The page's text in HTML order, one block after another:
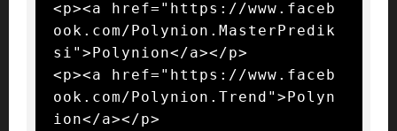
<p><a href="https://www.faceb
ook.com/Polynion.MasterPredik
si">Polynion</a></p>
<p><a href="https://www.faceb
ook.com/Polynion.Trend">Polyn
ion</a></p>